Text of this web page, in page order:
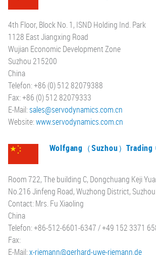
4th Floor, Block No. 1, ISND Holding Ind. Park
1128 East Jiangxing Road
Wujian Economic Development Zone
Suzhou 215200
China
Telefon: +86 (0) 512 82079388
Fax: +86 (0) 512 82079333
E-Mail: sales@servodynamics.com.cn
Website:www.servodynamics.com.cn
Wolfgang（Suzhou）Trading
Room 722, The building C, Dongchuang Keji
No.216 Jinfeng Road, Wuzhong District,
Contact: Mrs. Fu Xiaoling
China
Telefon: +86-512-6601-6347 / +49 152 3371
Fax:
E-Mail:x-riemann@gerhard-uwe-riemann.de